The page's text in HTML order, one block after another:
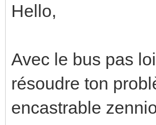
Hello,
Avec le bus pas
résoudre ton
encastrable